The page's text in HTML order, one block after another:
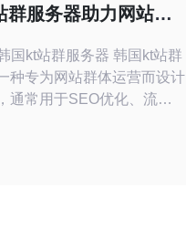
器cn2的网络性能因
群服务器助力网站快
站群服务器 韩国kt站群
种专为网站群体运营而设计
通常用于SEO优化、流量